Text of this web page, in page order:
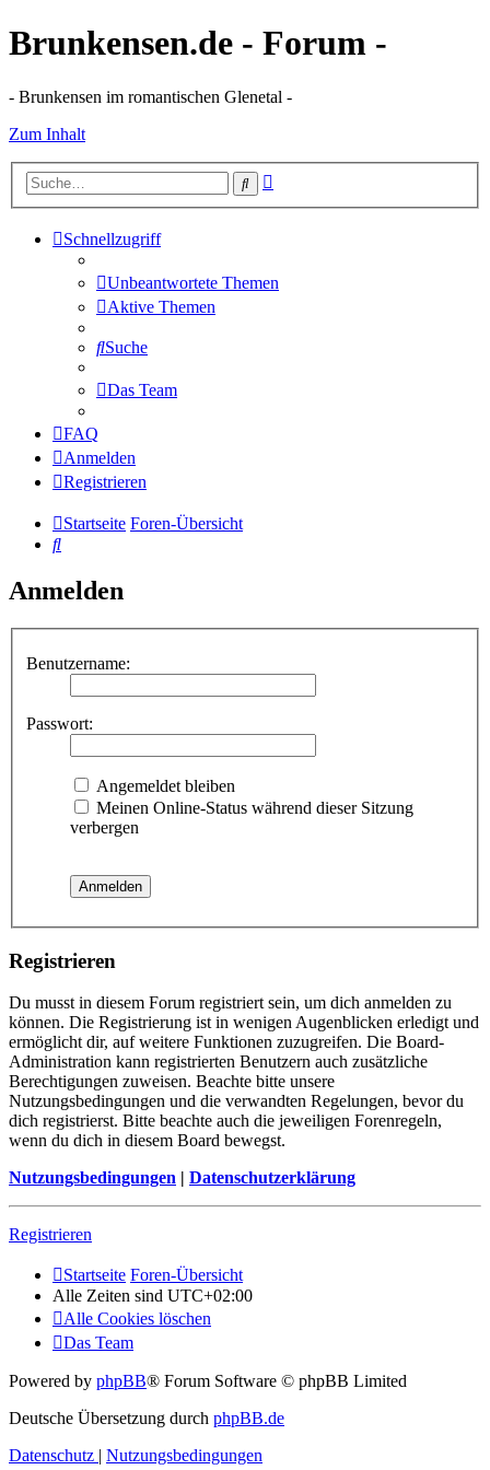
Brunkensen.de - Forum -
- Brunkensen im romantischen Glenetal -
Zum Inhalt
Suche
Schnellzugriff
Unbeantwortete Themen
Aktive Themen
Suche
Das Team
FAQ
Anmelden
Registrieren
Startseite Foren-Übersicht
Suche
Anmelden
Benutzername:
Passwort:
Angemeldet bleiben
Meinen Online-Status während dieser Sitzung
verbergen
Registrieren
Du musst in diesem Forum registriert sein, um dich anmelden zu
können. Die Registrierung ist in wenigen Augenblicken erledigt und
ermöglicht dir, auf weitere Funktionen zuzugreifen. Die Board-
Administration kann registrierten Benutzern auch zusätzliche
Berechtigungen zuweisen. Beachte bitte unsere
Nutzungsbedingungen und die verwandten Regelungen, bevor du
dich registrierst. Bitte beachte auch die jeweiligen Forenregeln,
wenn du dich in diesem Board bewegst.
Nutzungsbedingungen | Datenschutzerklärung
Registrieren
Startseite Foren-Übersicht
Alle Zeiten sind UTC+02:00
Alle Cookies löschen
Das Team
Powered by phpBB® Forum Software © phpBB Limited
Deutsche Übersetzung durch phpBB.de
Datenschutz | Nutzungsbedingungen